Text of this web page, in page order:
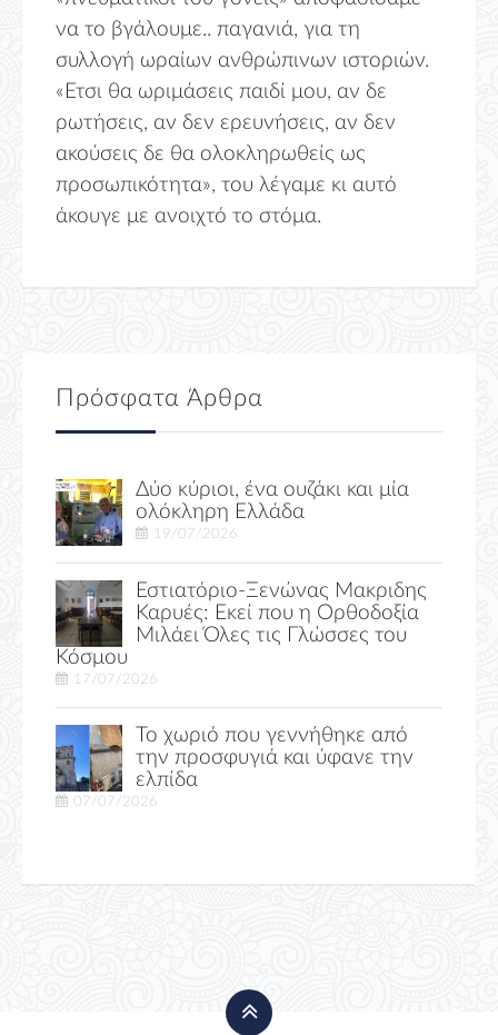
να το βγάλουμε.. παγανιά, για τη
συλλογή ωραίων ανθρώπινων ιστοριών.
«Ετσι θα ωριμάσεις παιδί μου, αν δε
ρωτήσεις, αν δεν ερευνήσεις, αν δεν
ακούσεις δε θα ολοκληρωθείς ως
προσωπικότητα», του λέγαμε κι αυτό
άκουγε με ανοιχτό το στόμα.
Πρόσφατα Άρθρα
Δύο κύριοι, ένα ουζάκι και μία
ολόκληρη Ελλάδα
19/07/2026
Εστιατόριο-Ξενώνας Μακριδης
Καρυές: Εκεί που η Ορθοδοξία
Μιλάει Όλες τις Γλώσσες του
Κόσμου
17/07/2026
Το χωριό που γεννήθηκε από
την προσφυγιά και ύφανε την
ελπίδα
07/07/2026